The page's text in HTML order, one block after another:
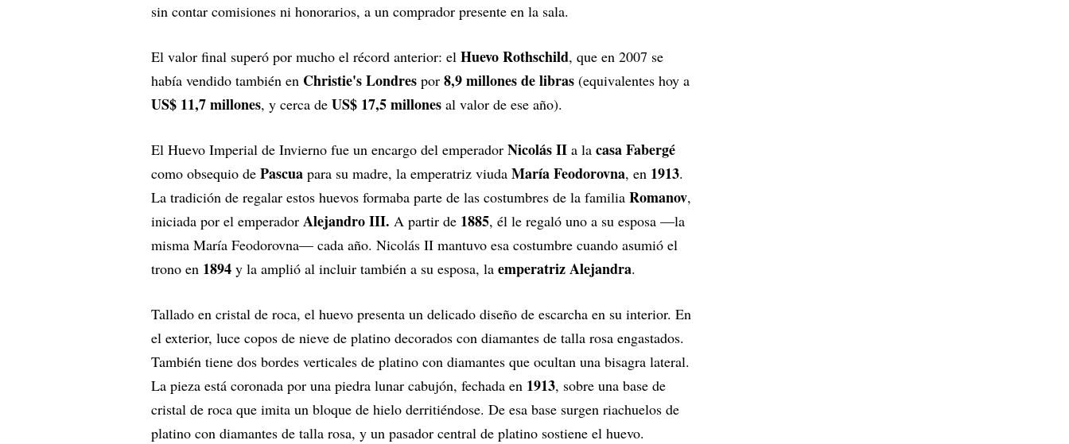
sin contar comisiones ni honorarios, a un comprador presente en la sala.
El valor final superó por mucho el récord anterior: el Huevo Rothschild, que en 2007 se
había vendido también en Christie's Londres por 8,9 millones de libras (equivalentes hoy a
US$ 11,7 millones, y cerca de US$ 17,5 millones al valor de ese año).
El Huevo Imperial de Invierno fue un encargo del emperador Nicolás II a la casa Fabergé
como obsequio de Pascua para su madre, la emperatriz viuda María Feodorovna, en 1913.
La tradición de regalar estos huevos formaba parte de las costumbres de la familia Romanov,
iniciada por el emperador Alejandro III. A partir de 1885, él le regaló uno a su esposa —la
misma María Feodorovna— cada año. Nicolás II mantuvo esa costumbre cuando asumió el
trono en 1894 y la amplió al incluir también a su esposa, la emperatriz Alejandra.
Tallado en cristal de roca, el huevo presenta un delicado diseño de escarcha en su interior. En
el exterior, luce copos de nieve de platino decorados con diamantes de talla rosa engastados.
También tiene dos bordes verticales de platino con diamantes que ocultan una bisagra lateral.
La pieza está coronada por una piedra lunar cabujón, fechada en 1913, sobre una base de
cristal de roca que imita un bloque de hielo derritiéndose. De esa base surgen riachuelos de
platino con diamantes de talla rosa, y un pasador central de platino sostiene el huevo.